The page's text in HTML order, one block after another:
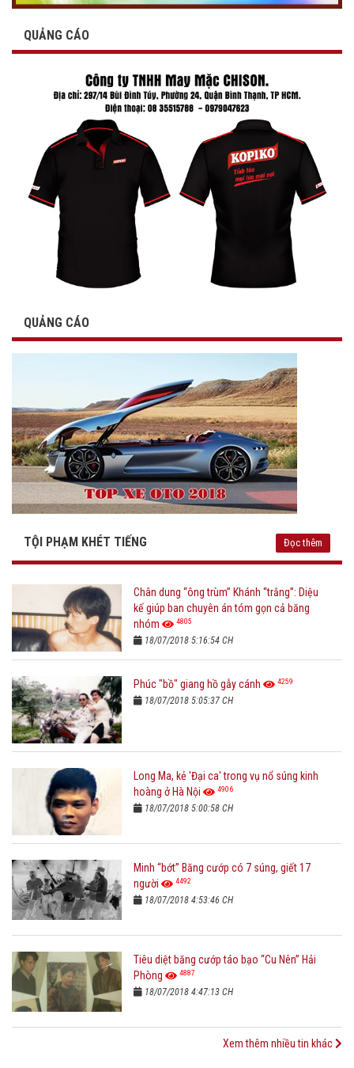
QUẢNG CÁO
QUẢNG CÁO
TỘI PHẠM KHÉT TIẾNG Đọc thêm
Chân dung “ông trùm” Khánh “trắng”: Diệu
kế giúp ban chuyên án tóm gọn cả băng
nhóm
4805
18/07/2018 5:16:54 CH
Phúc "bồ" giang hồ gẫy cánh 4259
18/07/2018 5:05:37 CH
Long Ma, kẻ 'Đại ca' trong vụ nổ súng kinh
hoàng ở Hà Nội
4906
18/07/2018 5:00:58 CH
Minh “bớt” Băng cướp có 7 súng, giết 17
người
4492
18/07/2018 4:53:46 CH
Tiêu diệt băng cướp táo bạo “Cu Nên” Hải
Phòng
4887
18/07/2018 4:47:13 CH
Xem thêm nhiều tin khác